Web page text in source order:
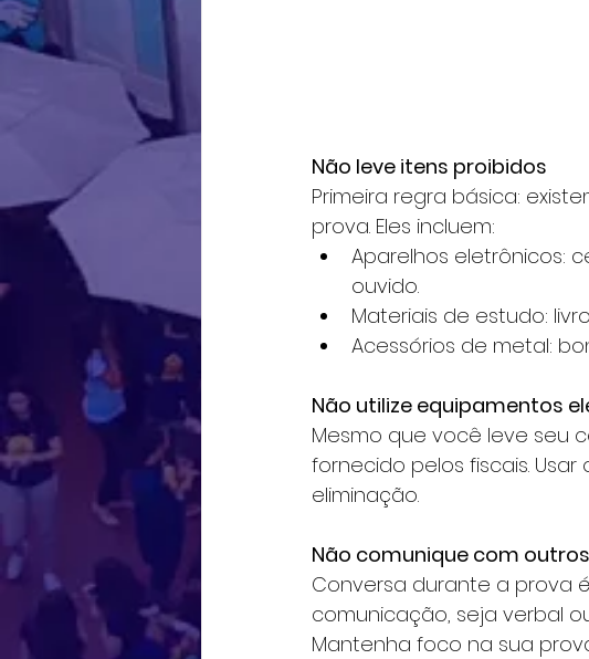
Não leve itens proibidos
Primeira regra básica:
prova. Eles incluem:
Aparelhos eletrônicos:
ouvido.
Materiais de estudo:
Acessórios de metal:
Não utilize equipamentos
Mesmo que você leve seu
fornecido pelos fiscais.
eliminação.
Não comunique com
Conversa durante a prova
comunicação, seja verbal
Mantenha foco na sua